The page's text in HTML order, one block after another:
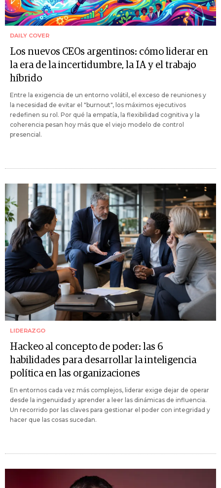
DAILY COVER
Los nuevos CEOs argentinos: cómo liderar en
la era de la incertidumbre, la IA y el trabajo
híbrido
Entre la exigencia de un entorno volátil, el exceso de reuniones y
la necesidad de evitar el "burnout", los máximos ejecutivos
redefinen su rol. Por qué la empatía, la flexibilidad cognitiva y la
coherencia pesan hoy más que el viejo modelo de control
presencial.
LIDERAZGO
Hackeo al concepto de poder: las 6
habilidades para desarrollar la inteligencia
política en las organizaciones
En entornos cada vez más complejos, liderar exige dejar de operar
desde la ingenuidad y aprender a leer las dinámicas de influencia.
Un recorrido por las claves para gestionar el poder con integridad y
hacer que las cosas sucedan.